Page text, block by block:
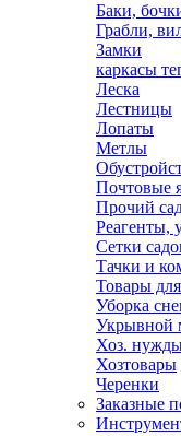
Баки,
Грабли,
Замки
каркасы
Леска
Лестницы
Лопаты
Метлы
Почтовые
Прочий
Реагенты,
Сетки
Тачки и
Товары
Уборка
Укрывной
Хоз.
Хозтовары
Черенки
Заказные